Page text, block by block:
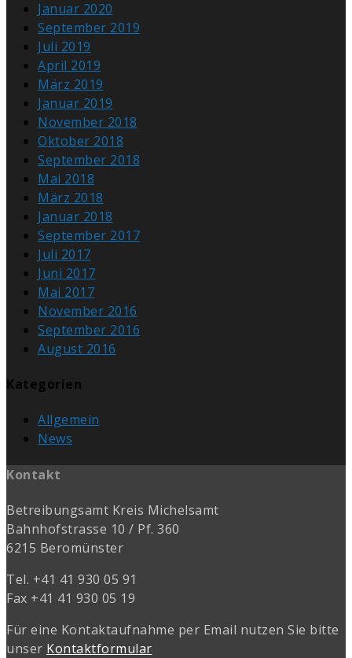
Januar 2020
September 2019
Juli 2019
April 2019
März 2019
Januar 2019
November 2018
Oktober 2018
September 2018
Mai 2018
März 2018
Januar 2018
September 2017
Juli 2017
Juni 2017
Mai 2017
November 2016
September 2016
August 2016
Kategorien
Allgemein
News
Kontakt
Betreibungsamt Kreis Michelsamt
Bahnhofstrasse 10 / Pf. 360
6215 Beromünster
Tel. +41 41 930 05 91
Fax +41 41 930 05 19
Für eine Kontaktaufnahme per Email nutzen Sie bitte
unser Kontaktformular